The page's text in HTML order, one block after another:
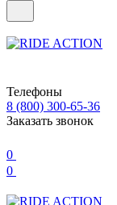
Телефоны
8 (800) 300-65-36
Заказать звонок
0
0